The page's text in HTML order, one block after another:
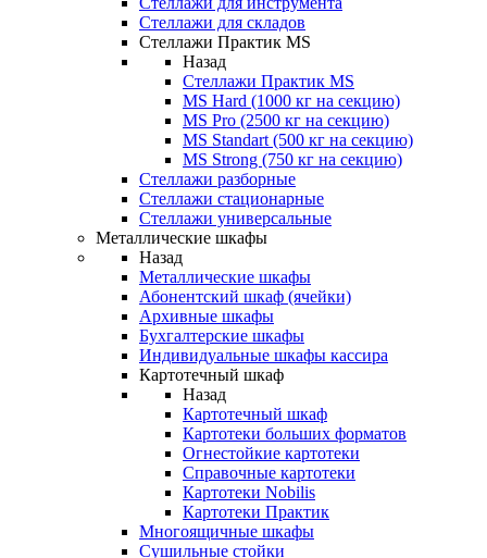
Стеллажи для складов
Стеллажи Практик MS
Назад
Стеллажи Практик MS
MS Hard (1000 кг на секцию)
MS Pro (2500 кг на секцию)
MS Standart (500 кг на секцию)
MS Strong (750 кг на секцию)
Стеллажи разборные
Стеллажи стационарные
Стеллажи универсальные
Металлические шкафы
Назад
Металлические шкафы
Абонентский шкаф (ячейки)
Архивные шкафы
Бухгалтерские шкафы
Индивидуальные шкафы кассира
Картотечный шкаф
Назад
Картотечный шкаф
Картотеки больших форматов
Огнестойкие картотеки
Справочные картотеки
Картотеки Nobilis
Картотеки Практик
Многоящичные шкафы
Сушильные стойки